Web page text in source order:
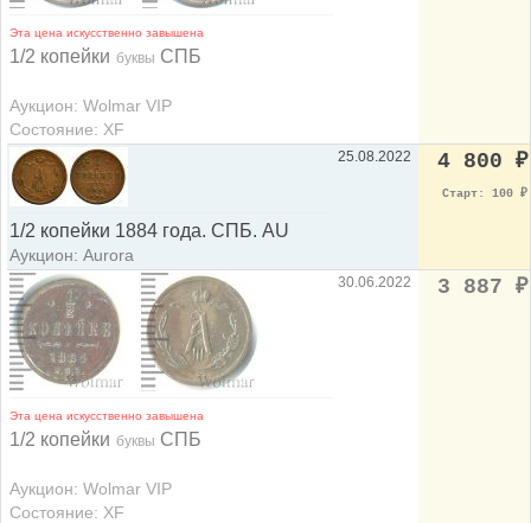
Эта цена искусственно завышена
1/2 копейки буквы СПБ
Аукцион: Wolmar VIP
Состояние: XF
1/2 копейки 1884 года. СПБ. АU
Аукцион: Aurora
25.08.2022 4 800 ₽
Старт: 100 ₽
Эта цена искусственно завышена
1/2 копейки буквы СПБ
Аукцион: Wolmar VIP
Состояние: XF
30.06.2022 3 887 ₽